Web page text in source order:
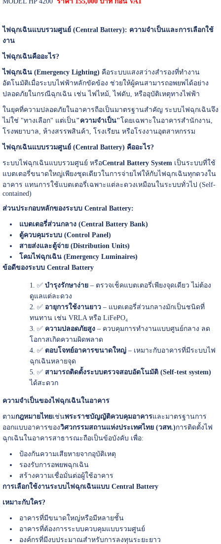
ไฟฉุกเฉินแบบรวมศูนย์ (Central Battery): ความจำเป็นและการเลือกใช้
งาน
ไฟฉุกเฉินคืออะไร?
ไฟฉุกเฉิน (Emergency Lighting) คือระบบแสงสว่างสำรองที่ทำงาน
อัตโนมัติเมื่อระบบไฟฟ้าหลักขัดข้อง ช่วยให้ผู้คนสามารถอพยพได้อย่าง
ปลอดภัยในกรณีฉุกเฉิน เช่น ไฟไหม้, ไฟดับ, หรืออุบัติเหตุทางไฟฟ้า
ในยุคที่ความปลอดภัยในอาคารถือเป็นมาตรฐานสำคัญ ระบบไฟฉุกเฉินจึง
ไม่ใช่ "ทางเลือก" แต่เป็น"ความจำเป็น" โดยเฉพาะในอาคารสำนักงาน,
โรงพยาบาล, ห้างสรรพสินค้า, โรงเรียน หรือโรงงานอุตสาหกรรม
ไฟฉุกเฉินแบบรวมศูนย์ (Central Battery) คืออะไร?
ระบบไฟฉุกเฉินแบบรวมศูนย์ หรือCentral Battery System เป็นระบบที่ใช้
แบตเตอรี่ขนาดใหญ่เพียงชุดเดียวในการจ่ายไฟให้กับไฟฉุกเฉินทุกดวงใน
อาคาร แทนการใช้แบตเตอรี่เฉพาะแต่ละดวงเหมือนในระบบทั่วไป (Self-
contained)
ส่วนประกอบหลักของระบบ Central Battery:
แบตเตอรี่ส่วนกลาง (Central Battery Bank)
ตู้ควบคุมระบบ (Control Panel)
สายส่งและตู้จ่าย (Distribution Units)
โคมไฟฉุกเฉิน (Emergency Luminaires)
ข้อดีของระบบ Central Battery
✅ บำรุงรักษาง่าย– ตรวจเช็คแบตเตอรี่เพียงจุดเดียว ไม่ต้อง
ดูแลแต่ละดวง
✅ อายุการใช้งานยาว– แบตเตอรี่ส่วนกลางมักเป็นชนิดที่
ทนทาน เช่น VRLA หรือ LiFePO₄
✅ ความปลอดภัยสูง– ควบคุมการทำงานแบบศูนย์กลาง ลด
โอกาสเกิดความผิดพลาด
✅ ตอบโจทย์อาคารขนาดใหญ่– เหมาะกับอาคารที่มีระบบไฟ
ฉุกเฉินหลายจุด
✅ สามารถติดตั้งระบบตรวจสอบอัตโนมัติ (Self-test system)
ได้สะดวก
ความจำเป็นของไฟฉุกเฉินในอาคาร
ตามกฎหมายไทยเช่นพระราชบัญญัติควบคุมอาคารและมาตรฐานการ
ออกแบบอาคารของวิศวกรรมสถานแห่งประเทศไทย (วสท.)การติดตั้งไฟ
ฉุกเฉินในอาคารสาธารณะถือเป็นข้อบังคับ เพื่อ:
ป้องกันความเสียหายจากอุบัติเหตุ
รองรับการอพยพฉุกเฉิน
สร้างความเชื่อมั่นต่อผู้ใช้อาคาร
การเลือกใช้งานระบบไฟฉุกเฉินแบบ Central Battery
เหมาะกับใคร?
อาคารที่มีขนาดใหญ่หรือมีหลายชั้น
อาคารที่ต้องการระบบควบคุมแบบรวมศูนย์
องค์กรที่มีงบประมาณสำหรับการลงทุนระยะยาว